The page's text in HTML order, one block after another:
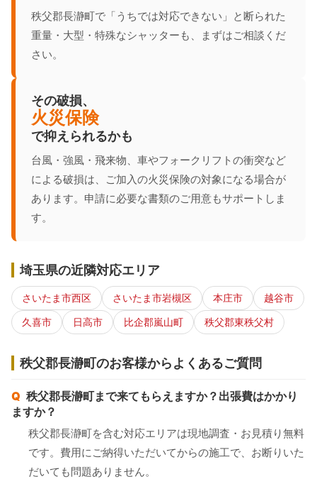
秩父郡長瀞町で「うちでは対応できない」と断られた
重量・大型・特殊なシャッターも、まずはご相談くだ
さい。
その破損、
火災保険
で抑えられるかも
台風・強風・飛来物、車やフォークリフトの衝突など
による破損は、ご加入の火災保険の対象になる場合が
あります。申請に必要な書類のご用意もサポートしま
す。
埼玉県の近隣対応エリア
さいたま市西区 さいたま市岩槻区 本庄市
越谷市
久喜市
日高市 比企郡嵐山町 秩父郡東秩父村
秩父郡長瀞町のお客様からよくあるご質問
秩父郡長瀞町まで来てもらえますか？出張費はかかり
ますか？
秩父郡長瀞町を含む対応エリアは現地調査・お見積り無料
です。費用にご納得いただいてからの施工で、お断りいた
だいても問題ありません。